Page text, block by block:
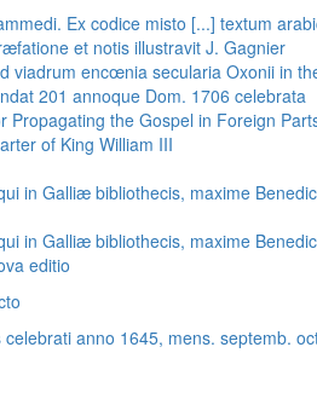
Ex codice misto [...] textum
et notis illustravit J. Gagnier
viadrum encœnia secularia Oxonii in
201 annoque Dom. 1706 celebrata
Propagating the Gospel in Foreign
of King William III
in Galliæ bibliothecis, maxime
in Galliæ bibliothecis, maxime
editio
anno 1645, mens. septemb.